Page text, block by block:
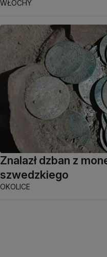
WŁOCHY
Znalazł dzban z
szwedzkiego
OKOLICE